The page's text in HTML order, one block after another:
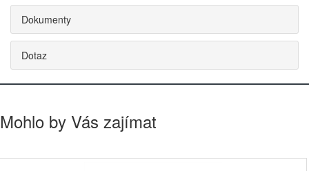
Dokumenty
Dotaz
Mohlo by Vás zajímat